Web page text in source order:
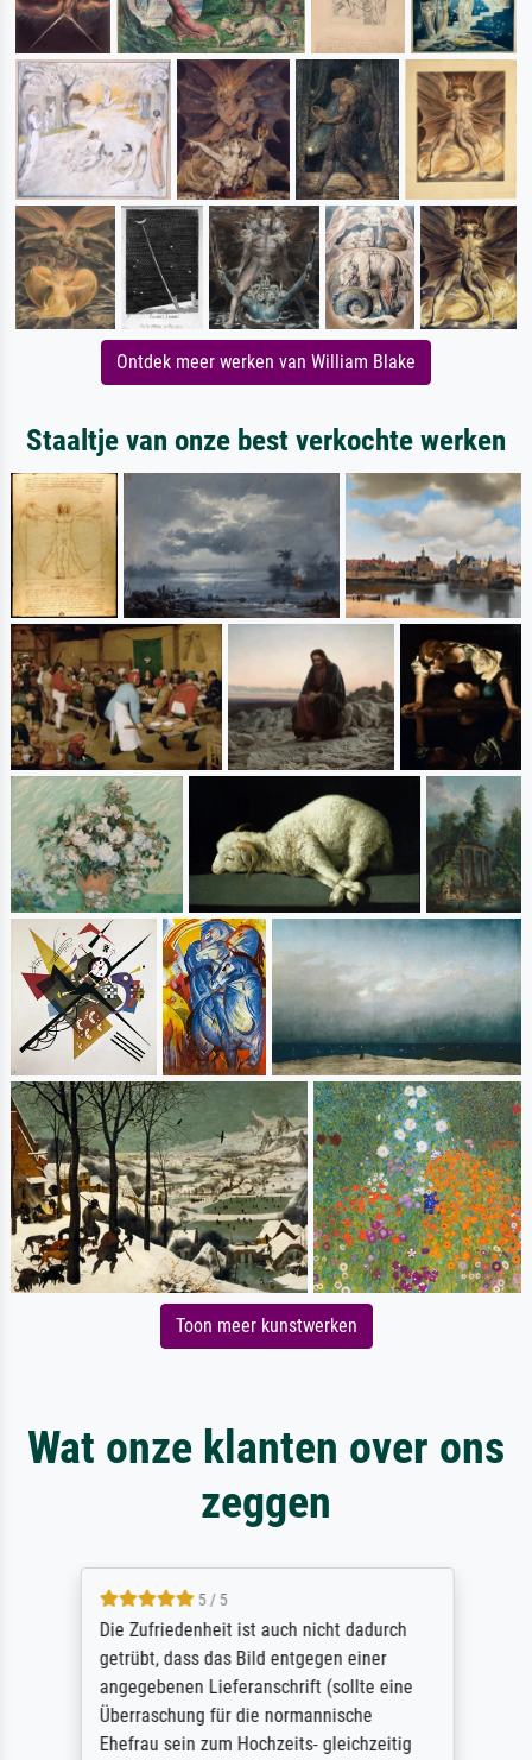
Ontdek meer werken van William Blake
Staaltje van onze best verkochte werken
Toon meer kunstwerken
Wat onze klanten over ons
zeggen
5 / 5
Die Zufriedenheit ist auch nicht dadurch
getrübt, dass das Bild entgegen einer
angegebenen Lieferanschrift (sollte eine
Überraschung für die normannische
Ehefrau sein zum Hochzeits- gleichzeitig